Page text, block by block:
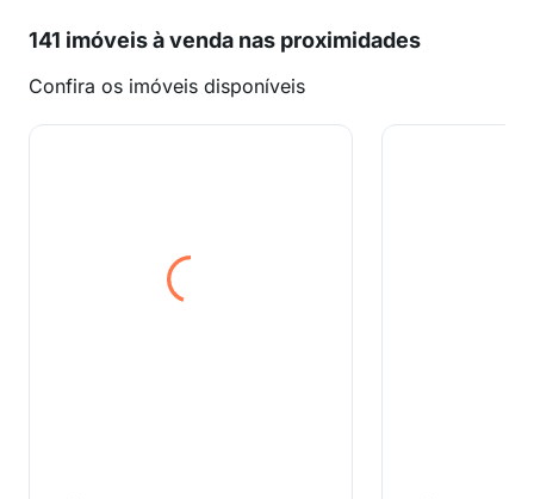
141 imóveis à venda nas proximidades
Confira os imóveis disponíveis